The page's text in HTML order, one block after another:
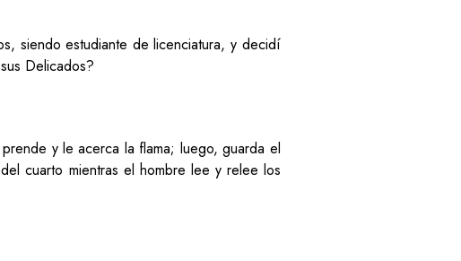
siendo estudiante de licenciatura, y decidí
Delicados?
y le acerca la flama; luego, guarda el
cuarto mientras el hombre lee y relee los